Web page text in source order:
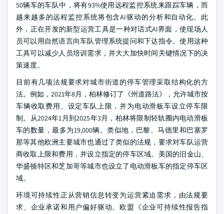
50辆车的车队中，将有93%使用远程监控系统来跟踪车辆，而
越来越多的远程监控系统将包含AI驱动的分析和自动化。此
外，正在开发的新型运营工具是一种对话式AI界面，使现场人
员可以用自然语言向车队管理系统提问和下达指令。使用这种
工具可以减少人员培训需求，并大大加快时间关键情况下的决
策速度。
目前有几项法规要求对城市街道的停车管理采取结构化的方
法。例如，2021年8月，柏林修订了《州道路法》，允许城市按
车辆收取费用、设定车队上限，并为电动滑板车设立停车限
制。从2024年1月到2025年3月，柏林将限制轻轨圈内电动滑板
车的数量，最多为19,000辆。类似地，巴黎、马德里和巴塞罗
那等其他欧洲主要城市也通过了类似的法规，要求对车队运营
商收取上限和费用，并设立指定的停车区域。美国的旧金山、
华盛顿特区和芝加哥等城市也设立了电动滑板车的指定停车区
域。
环境可持续性正从营销信息转变为运营紧迫需求，由法规要
求、企业承诺和用户偏好驱动。欧盟《企业可持续性报告指